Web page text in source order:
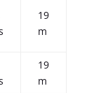
19
m
19
m